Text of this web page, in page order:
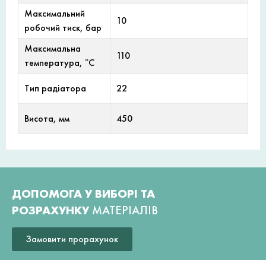
Максимальний
робочий тиск, бар
10
Максимальна
температура, °С
110
Тип радіатора 22
Висота, мм 450
ДОПОМОГА У ВИБОРІ ТА
РОЗРАХУНКУ МАТЕРІАЛІВ
Замовити прорахунок